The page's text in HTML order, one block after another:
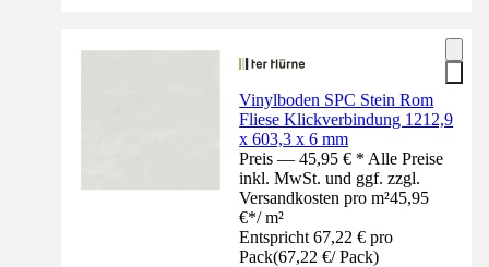
Vinylboden SPC Stein Rom
Fliese Klickverbindung 1212,9
x 603,3 x 6 mm
Preis — 45,95 € * Alle Preise
inkl. MwSt. und ggf. zzgl.
Versandkosten pro m²45,95
€*/ m²
Entspricht 67,22 € pro
Pack(67,22 €/ Pack)